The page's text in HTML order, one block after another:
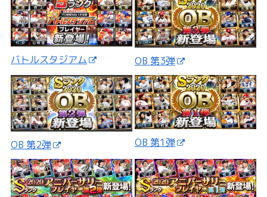
バトルスタジアム OB 第3弾
OB 第2弾 OB 第1弾